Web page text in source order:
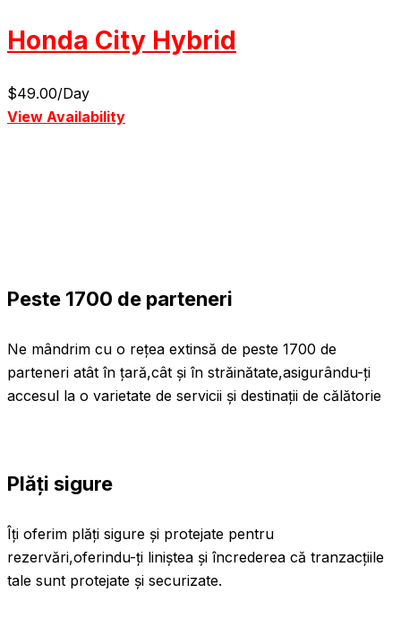
Honda City Hybrid
$49.00/Day
View Availability
Peste 1700 de parteneri
Ne mândrim cu o rețea extinsă de peste 1700 de
parteneri atât în țară,cât și în străinătate,asigurându-ți
accesul la o varietate de servicii și destinații de călătorie
Plăți sigure
Îți oferim plăți sigure și protejate pentru
rezervări,oferindu-ți liniștea și încrederea că tranzacțiile
tale sunt protejate și securizate.